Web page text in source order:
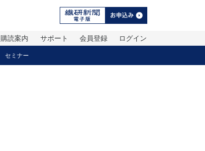
ログイン
会員登録
サポート
購読案内
セミナー